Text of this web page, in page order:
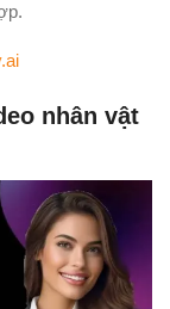
nhân vật